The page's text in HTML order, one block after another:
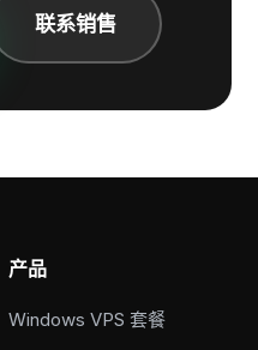
联系销售
产品
Windows VPS 套餐